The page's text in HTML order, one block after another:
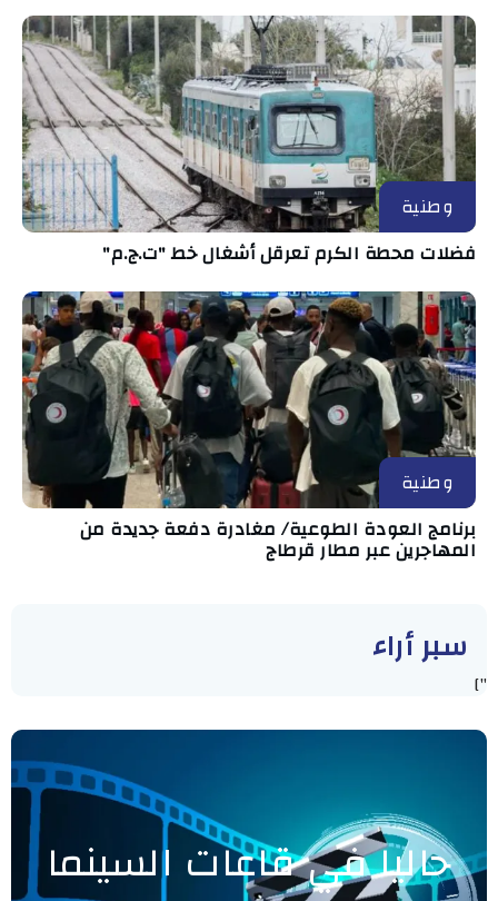
وطنية
فضلات محطة الكرم تعرقل أشغال خط "ت.ج.م"
وطنية
برنامج العودة الطوعية/ مغادرة دفعة جديدة من
المهاجرين عبر مطار قرطاج
سبر أراء
"]
حاليا في قاعات السينما